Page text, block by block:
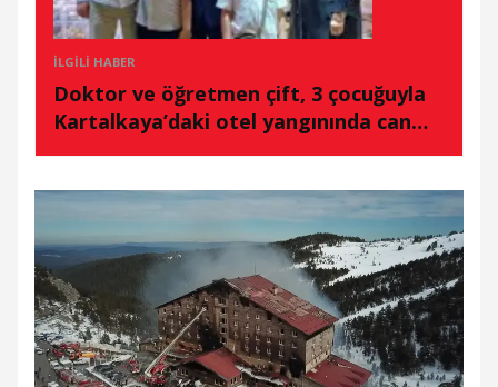
İLGILI HABER
Doktor ve öğretmen çift, 3 çocuğuyla
Kartalkaya’daki otel yangınında can